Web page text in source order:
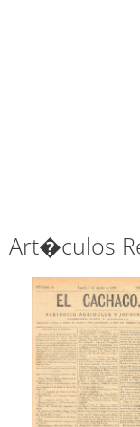
Art�culos